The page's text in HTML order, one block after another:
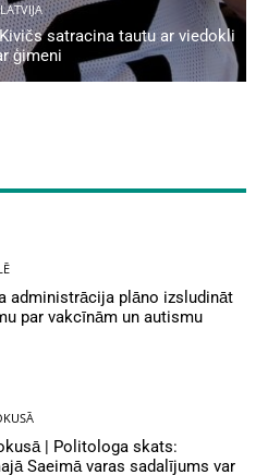
LATVIJA
satracina tautu ar viedokli
ģimeni
administrācija plāno izsludināt
par vakcīnām un autismu
| Politologa skats:
Saeimā varas sadalījums var